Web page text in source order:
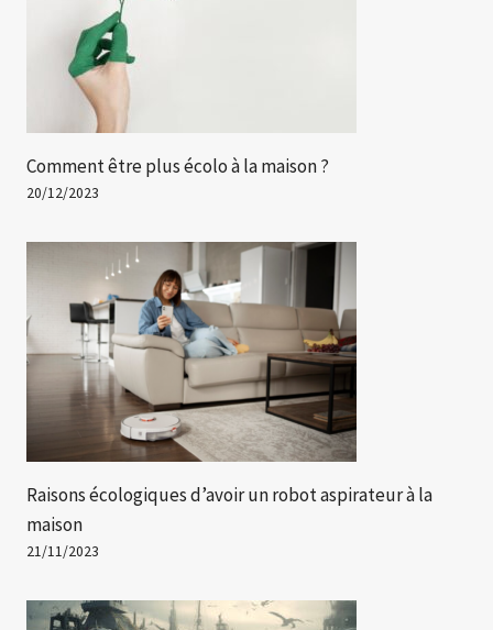
Comment être plus écolo à la maison ?
20/12/2023
Raisons écologiques d’avoir un robot aspirateur à la
maison
21/11/2023